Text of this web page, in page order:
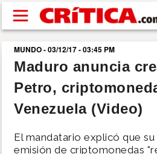
Pasar al contenido principal
buscar
SUCESOS
MUNDO - 03/12/17 - 03:45 PM
Maduro anuncia
Petro,
Venezuela (Video)
El mandatario explicó que
emisión de criptomonedas